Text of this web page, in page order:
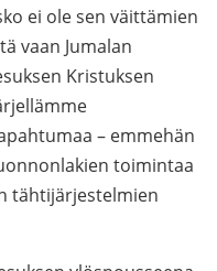
ei ole sen väittämien
vaan Jumalan
Kristuksen
– emmehän
toimintaa
tähtijärjestelmien